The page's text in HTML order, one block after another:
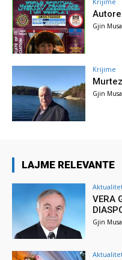
Gjin Musa
Krijime
Gjin Musa
LAJME RELEVANTE
VERA
Gjin Musa